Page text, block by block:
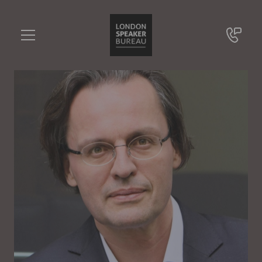
Bernhard Pörksen
•••
Sie haben Fragen?
+49 721 9209 8228
Bernhard Pörksen
Online Anfrage